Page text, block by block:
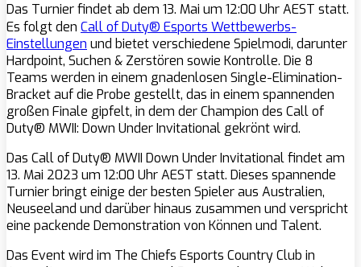
Das Turnier findet ab dem 13. Mai um 12:00 Uhr AEST statt.
Es folgt den Call of Duty® Esports Wettbewerbs-
Einstellungen und bietet verschiedene Spielmodi, darunter
Hardpoint, Suchen & Zerstören sowie Kontrolle. Die 8
Teams werden in einem gnadenlosen Single-Elimination-
Bracket auf die Probe gestellt, das in einem spannenden
großen Finale gipfelt, in dem der Champion des Call of
Duty® MWII: Down Under Invitational gekrönt wird.
Das Call of Duty® MWII Down Under Invitational findet am
13. Mai 2023 um 12:00 Uhr AEST statt. Dieses spannende
Turnier bringt einige der besten Spieler aus Australien,
Neuseeland und darüber hinaus zusammen und verspricht
eine packende Demonstration von Können und Talent.
Das Event wird im The Chiefs Esports Country Club in